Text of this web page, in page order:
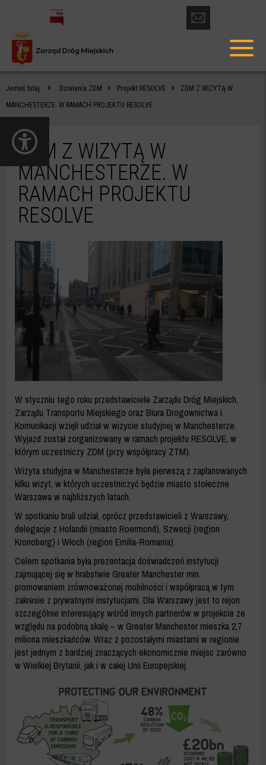
ZDM
Z
WIZYTĄ
W
MANCHESTERZE.
RAMACH
PROJEKTU
RESOLVE
ZDM
WARSZAWA
otwórz
formularz
kontaktowy
menu
Jesteś tutaj Działania ZDM Projekt RESOLVE
ZDM Z WIZYTĄ W
MANCHESTERZE. W RAMACH PROJEKTU RESOLVE
ZDM Z WIZYTĄ W
MANCHESTERZE. W
RAMACH PROJEKTU
RESOLVE
W styczniu tego roku przedstawiciele Zarządu Dróg Miejskich,
Zarządu Transportu Miejskiego oraz Biura Drogownictwa i
Komunikacji wzięli udział w wizycie studyjnej w Manchesterze.
Wyjazd został zorganizowany w ramach projektu RESOLVE, w
którym uczestniczy ZDM (przy współpracy ZTM).
Wizyta studyjna w Manchesterze była pierwszą z zaplanowanych
kilku wizyt, w których uczestniczyć będzie miasto stołeczne
Warszawa w najbliższych latach.
W spotkaniu brali udział, oprócz przedstawicieli z Warszawy,
delegacje z Holandii (miasto Roermond), Szwecji (region
Kronoberg) i Włoch (region Emilia-Romania).
Celem spotkania była prezentacja doświadczeń instytucji
zajmującej się w hrabstwie Greater Manchester min.
promowaniem zrównoważonej mobilności i współpracą w tym
zakresie z prywatnymi instytucjami. Dla Warszawy jest to rejon
szczególnie interesujący wśród innych partnerów w projekcie ze
względu na podobną skalę – w Greater Manchester mieszka 2,7
miliona mieszkańców. Wraz z pozostałymi miastami w regionie
jest jednym z bardziej znaczących ekonomicznie miejsc zarówno
w Wielkiej Brytanii, jak i w całej Unii Europejskiej.
panel
dostępności